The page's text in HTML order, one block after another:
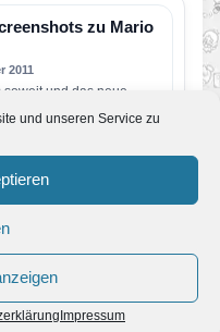
und unseren Service zu
Impressum
zu Mario
2011
soweit und das neue
Olympischen Spielen ist
& Sonic 2012
zu Mario & Sonic
erscheint Mario & Sonic
London 2012.